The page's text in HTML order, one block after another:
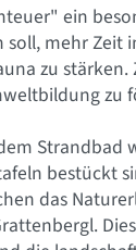
ein
mehr Zeit
zu stärken.
zu
Strandbad
bestückt
das